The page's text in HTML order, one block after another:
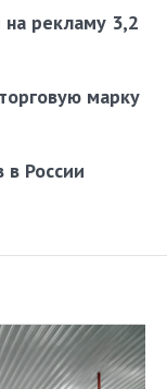
рекламу 3,2
марку
в России